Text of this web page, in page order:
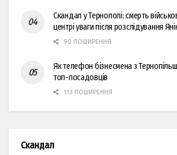
Скандал у Тернополі: смерть
центрі уваги після розслідування
90 ПОШИРЕННЯ
Як телефон бізнесмена з
топ-посадовців
113 ПОШИРЕННЯ
Скандал